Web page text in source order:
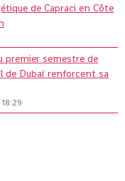
de Capraci en Côte
premier semestre de
de Dubaï renforcent sa